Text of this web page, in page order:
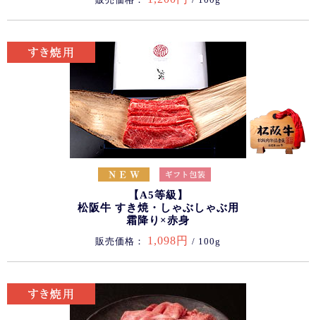
【A5等級】
松阪牛 すき焼・しゃぶしゃぶ用
霜降り×赤身
販売価格： 1,098円 / 100g